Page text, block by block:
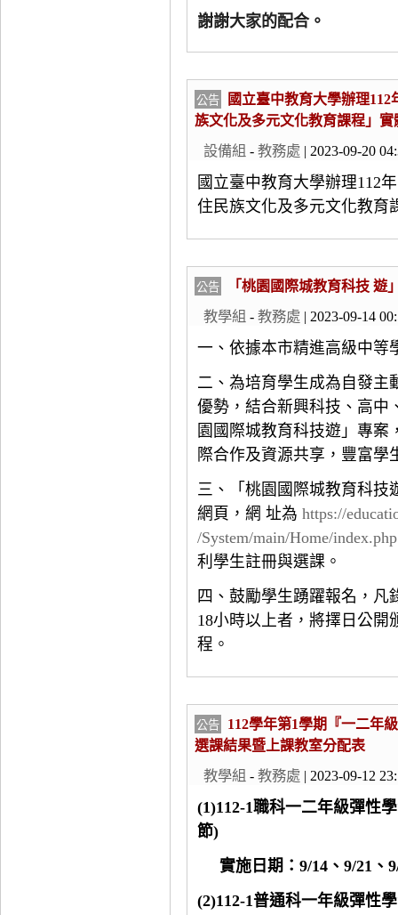
謝謝大家的配合。
公告
國立臺中教育大學辦理
族文化及多元文化教育課程」
設備組 - 教務處 | 2023-09-20
國立臺中教育大學辦理112
住民族文化及多元文化教育
公告 「桃園國際城教育科技 遊
教學組 - 教務處 | 2023-09-14
一、依據本市精進高級中等
二、為培育學生成為自發主
優勢，結合新興科技、高中
園國際城教育科技遊」專
際合作及資源共享，豐富學
三、「桃園國際城教育科技
網頁，網 址為https://
/System/main/Home/index.php
利學生註冊與選課。
四、鼓勵學生踴躍報名，凡
18小時以上者，將擇日公
程。
公告
112學年第1學期『一二年
選課結果暨上課教室分配表
教學組 - 教務處 | 2023-09-12
(1)112-1職科一二年級彈性
節)
實施日期：9/14、9/21、
(2)112-1普通科一年級彈性